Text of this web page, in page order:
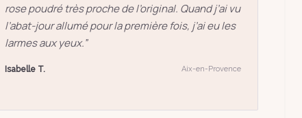
rose poudré très proche de l’original. Quand j’ai vu
l’abat-jour allumé pour la première fois, j’ai eu les
larmes aux yeux.”
Isabelle T. Aix-en-Provence